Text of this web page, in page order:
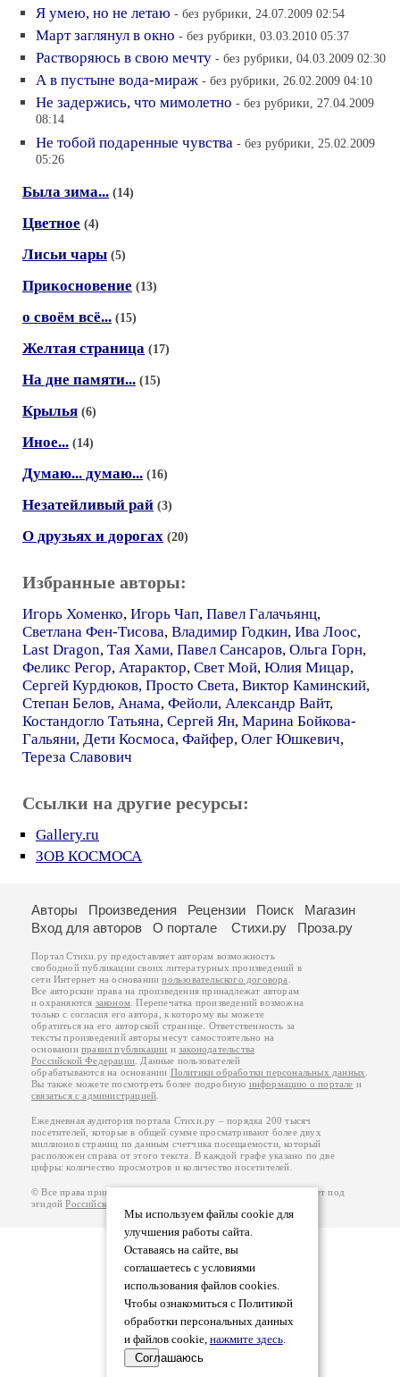
Я умею, но не летаю - без рубрики, 24.07.2009 02:54
Март заглянул в окно - без рубрики, 03.03.2010 05:37
Растворяюсь в свою мечту - без рубрики, 04.03.2009 02:30
А в пустыне вода-мираж - без рубрики, 26.02.2009 04:10
Не задержись, что мимолетно - без рубрики, 27.04.2009
08:14
Не тобой подаренные чувства - без рубрики, 25.02.2009
05:26
Была зима... (14)
Цветное (4)
Лисьи чары (5)
Прикосновение (13)
о своём всё... (15)
Желтая страница (17)
На дне памяти... (15)
Крылья (6)
Иное... (14)
Думаю... думаю... (16)
Незатейливый рай (3)
О друзьях и дорогах (20)
Избранные авторы:
Игорь Хоменко, Игорь Чап, Павел Галачьянц,
Светлана Фен-Тисова, Владимир Годкин, Ива Лоос,
Last Dragon, Тая Хами, Павел Сансаров, Ольга Горн,
Феликс Регор, Атарактор, Свет Мой, Юлия Мицар,
Сергей Курдюков, Просто Света, Виктор Каминский,
Степан Белов, Анама, Фейоли, Александр Вайт,
Костандогло Татьяна, Сергей Ян, Марина Бойкова-
Гальяни, Дети Космоса, Файфер, Олег Юшкевич,
Тереза Славович
Ссылки на другие ресурсы:
Gallery.ru
ЗОВ КОСМОСА
Мы используем файлы cookie для
улучшения работы сайта.
Оставаясь на сайте, вы
соглашаетесь с условиями
использования файлов cookies.
Чтобы ознакомиться с Политикой
обработки персональных данных
и файлов cookie, нажмите здесь.
Соглашаюсь
Авторы Произведения Рецензии Поиск
Магазин
Вход для авторов
О портале Стихи.ру Проза.ру
Портал Стихи.ру предоставляет авторам возможность
свободной публикации своих литературных произведений в
сети Интернет на основаниипользовательского договора
Все авторские права на произведения принадлежат авторам
и охраняются законом . Перепечатка произведений возможна
только с согласия его автора, к которому вы можете
обратиться на его авторской странице. Ответственность за
тексты произведений авторы несут самостоятельно на
основанииправил публикации изаконодательства
Российской Федерации . Данные пользователей
обрабатываются на основании Политики обработки персональных данных
Вы также можете посмотреть более подробную информацию о портале и
связаться с администрацией
Ежедневная аудитория портала Стихи.ру – порядка 200 тысяч
посетителей, которые в общей сумме просматривают более двух
миллионов страниц по данным счетчика посещаемости, который
расположен справа от этого текста. В каждой графе указано по две
цифры: количество просмотров и количество посетителей.
© Все права принадлежат авторам, 2000-2026. Портал работает под
эгидойРоссийского союза писателей